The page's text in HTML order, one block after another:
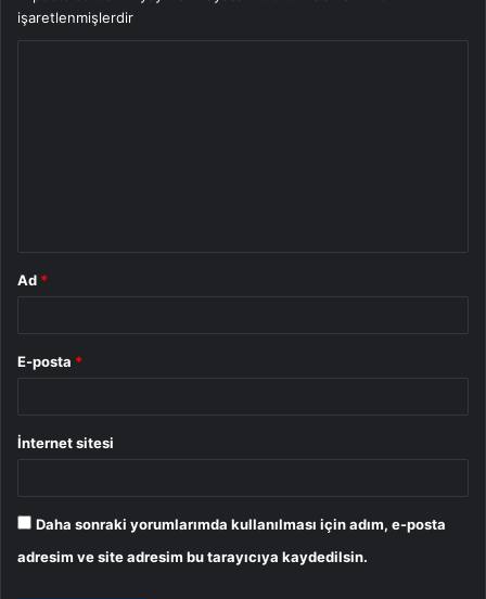
işaretlenmişlerdir
Ad *
E-posta *
İnternet sitesi
Daha sonraki yorumlarımda kullanılması için adım, e-posta
adresim ve site adresim bu tarayıcıya kaydedilsin.